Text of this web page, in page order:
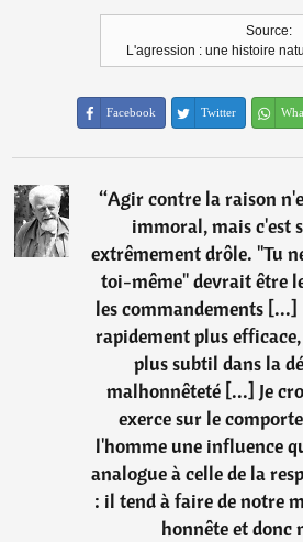
Source:
L'agression : une histoire
Facebook Twitter
“Agir contre la raison
immoral, mais c'est
extrêmement drôle. "Tu
toi-même" devrait être
les commandements
rapidement plus
plus subtil dans la
malhonnêteté [...] Je
exerce sur le
l'homme une influence
analogue à celle de la
: il tend à faire de notre
honnête et donc